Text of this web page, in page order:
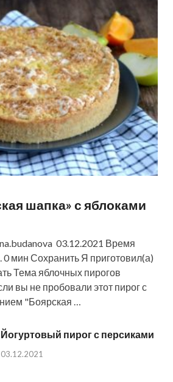
шапка» с яблоками
03.12.2021 Время
0 мин Сохранить Я приготовил(а)
Тема яблочных пирогов
вы не пробовали этот пирог с
"Боярская …
Йогуртовый пирог с персиками
03.12.2021